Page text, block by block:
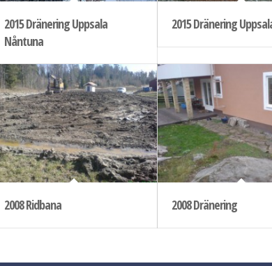
2015 Dränering Uppsala
Nåntuna
2015 Dränering
2008 Ridbana 2008 Dränering